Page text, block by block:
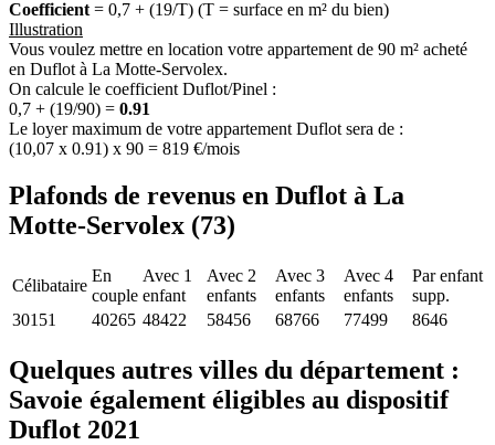
Coefficient = 0,7 + (19/T) (T = surface en m² du bien)
Illustration
Vous voulez mettre en location votre appartement de 90 m² acheté
en Duflot à La Motte-Servolex.
On calcule le coefficient Duflot/Pinel :
0,7 + (19/90) = 0.91
Le loyer maximum de votre appartement Duflot sera de :
(10,07 x 0.91) x 90 = 819 €/mois
Plafonds de revenus en Duflot à La
Motte-Servolex (73)
Célibataire
En
couple
Avec 1
enfant
Avec 2
enfants
Avec 3
enfants
Avec 4
enfants
Par enfant
supp.
30151
40265 48422 58456 68766 77499 8646
Quelques autres villes du département :
Savoie également éligibles au dispositif
Duflot 2021